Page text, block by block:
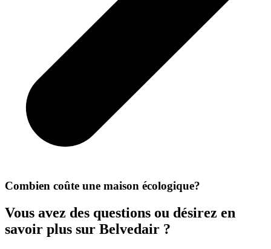
Combien coûte une maison écologique?
Vous avez des questions ou désirez en
savoir plus sur Belvedair ?